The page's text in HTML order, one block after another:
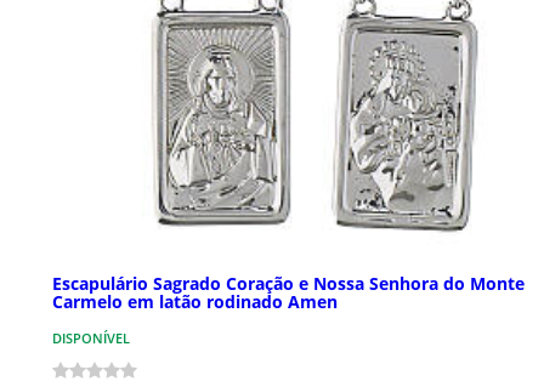
Escapulário Sagrado Coração e Nossa Senhora do Monte
Carmelo em latão rodinado Amen
DISPONÍVEL